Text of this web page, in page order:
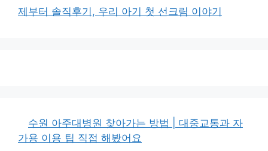
제부터 솔직후기, 우리 아기 첫 선크림 이야기
수원 아주대병원 찾아가는 방법 | 대중교통과 자
가용 이용 팁 직접 해봤어요